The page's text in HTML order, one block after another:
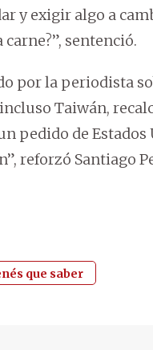
y exigir algo a
sentenció.
por la periodista
Taiwán,
pedido de
reforzó Santiago
que saber